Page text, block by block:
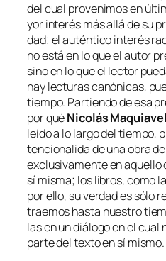
del cual pro­ve­ni­mos en
yor in­te­rés más allá de su
dad; el au­tén­ti­co in­te­rés
no es­tá en lo que el au­tor
sino en lo que el lec­tor
hay lec­tu­ras ca­nó­ni­cas,
tiem­po. Partiendo de esa
por quéNicolás
leí­do a lo lar­go del tiem­po,
ten­cio­na­li­da de una obra
ex­clu­si­va­men­te en aque­llo
sí mis­ma; los li­bros, co­mo
por ello, su ver­dad es só­lo
trae­mos has­ta nues­tro
las en un diá­lo­go en el
par­te del tex­to en sí mismo.